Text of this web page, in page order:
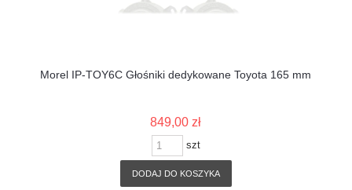
Morel IP-TOY6C Głośniki dedykowane Toyota 165 mm
849,00 zł
szt
DODAJ DO KOSZYKA